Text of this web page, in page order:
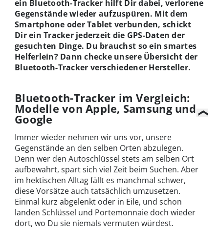
ein Bluetooth-Tracker hilft Dir dabei, verlorene
Gegenstände wieder aufzuspüren. Mit dem
Smartphone oder Tablet verbunden, schickt
Dir ein Tracker jederzeit die GPS-Daten der
gesuchten Dinge. Du brauchst so ein smartes
Helferlein? Dann checke unsere Übersicht der
Bluetooth-Tracker verschiedener Hersteller.
Bluetooth-Tracker im Vergleich:
Modelle von Apple, Samsung und
Google
Immer wieder nehmen wir uns vor, unsere
Gegenstände an den selben Orten abzulegen.
Denn wer den Autoschlüssel stets am selben Ort
aufbewahrt, spart sich viel Zeit beim Suchen. Aber
im hektischen Alltag fällt es manchmal schwer,
diese Vorsätze auch tatsächlich umzusetzen.
Einmal kurz abgelenkt oder in Eile, und schon
landen Schlüssel und Portemonnaie doch wieder
dort, wo Du sie niemals vermuten würdest.